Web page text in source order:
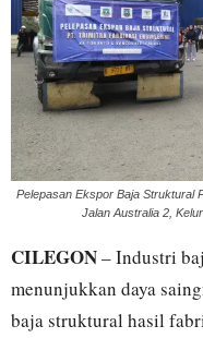
Pelepasan Ekspor Baja Struktural
Jalan Australia 2,
CILEGON– Industri
menunjukkan daya
baja struktural hasil